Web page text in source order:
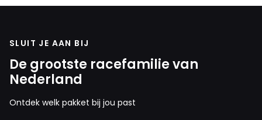
SLUIT JE AAN BIJ
De grootste racefamilie van
Nederland
Ontdek welk pakket bij jou past